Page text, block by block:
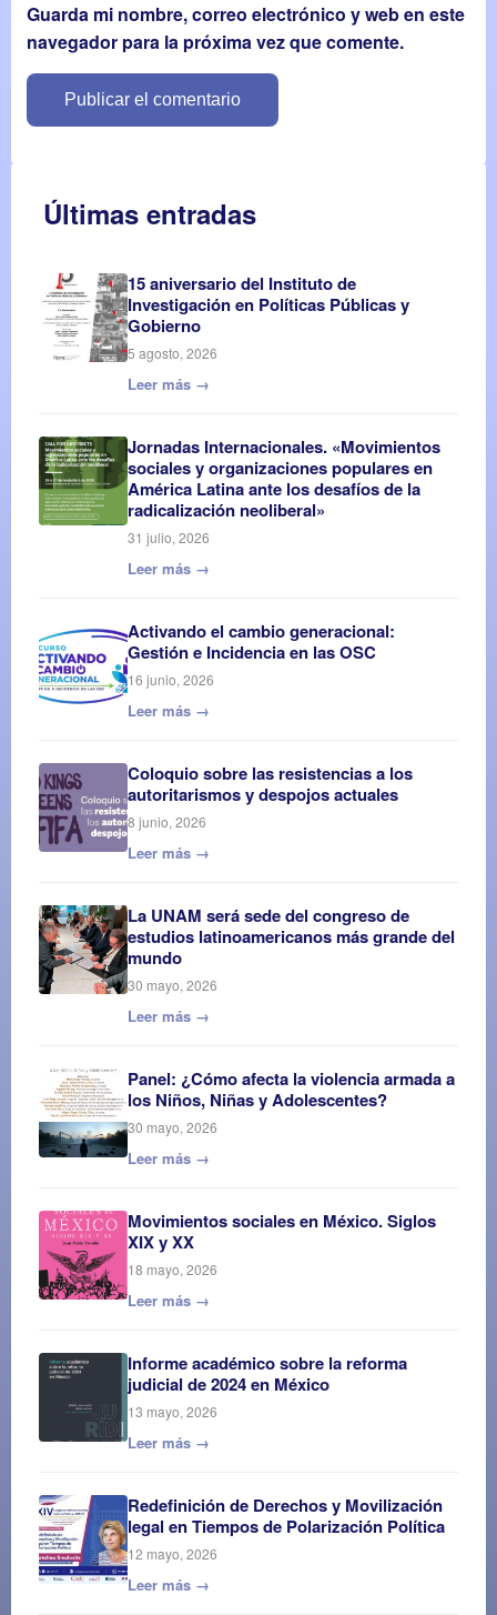
Guarda mi nombre, correo electrónico y web en este
navegador para la próxima vez que comente.
Últimas entradas
15 aniversario del Instituto de
Investigación en Políticas Públicas y
Gobierno
5 agosto, 2026
Leer más →
Jornadas Internacionales. «Movimientos
sociales y organizaciones populares en
América Latina ante los desafíos de la
radicalización neoliberal»
31 julio, 2026
Leer más →
Activando el cambio generacional:
Gestión e Incidencia en las OSC
16 junio, 2026
Leer más →
Coloquio sobre las resistencias a los
autoritarismos y despojos actuales
8 junio, 2026
Leer más →
La UNAM será sede del congreso de
estudios latinoamericanos más grande del
mundo
30 mayo, 2026
Leer más →
Panel: ¿Cómo afecta la violencia armada a
los Niños, Niñas y Adolescentes?
30 mayo, 2026
Leer más →
Movimientos sociales en México. Siglos
XIX y XX
18 mayo, 2026
Leer más →
Informe académico sobre la reforma
judicial de 2024 en México
13 mayo, 2026
Leer más →
Redefinición de Derechos y Movilización
legal en Tiempos de Polarización Política
12 mayo, 2026
Leer más →